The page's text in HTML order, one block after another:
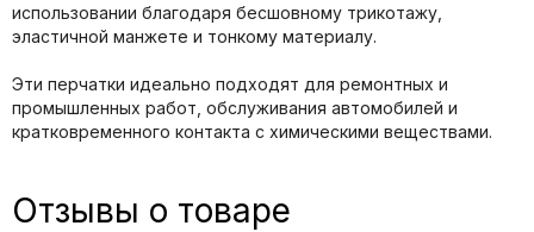
использовании благодаря бесшовному трикотажу,
эластичной манжете и тонкому материалу.
Эти перчатки идеально подходят для ремонтных и
промышленных работ, обслуживания автомобилей и
кратковременного контакта с химическими веществами.
Отзывы о товаре